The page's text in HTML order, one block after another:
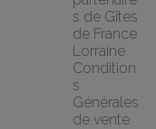
s de Gîtes
de France
Lorraine
Condition
s
Générales
de vente